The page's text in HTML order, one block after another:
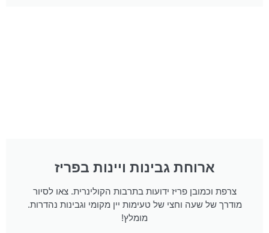
ארוחת גבינות ויינות בפריז
צרפת וכמובן פריז ידועות בתרבות הקולינרית. צאו לסיור
מודרך של שעה וחצי של טעימות יין מקומי וגבינות נהדרות.
מומלץ!